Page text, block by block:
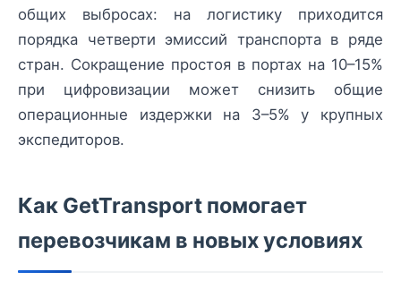
общих выбросах: на логистику приходится
порядка четверти эмиссий транспорта в ряде
стран. Сокращение простоя в портах на 10–15%
при цифровизации может снизить общие
операционные издержки на 3–5% у крупных
экспедиторов.
Как GetTransport помогает
перевозчикам в новых условиях